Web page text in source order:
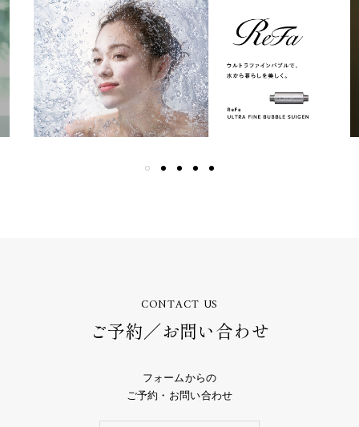
CONTACT US
ご予約／お問い合わせ
フォームからの
ご予約・お問い合わせ